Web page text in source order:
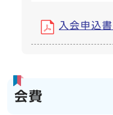
入会申込
会費